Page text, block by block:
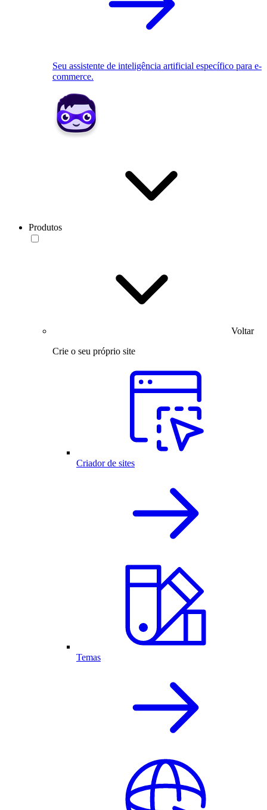
Seu assistente de inteligência artificial específico para e-
commerce.
Produtos
Voltar
Crie o seu próprio site
Criador de sites
Temas